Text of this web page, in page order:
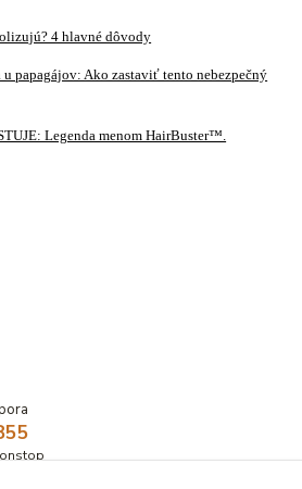
olizujú? 4 hlavné dôvody
u papagájov: Ako zastaviť tento nebezpečný
Legenda menom HairBuster™.